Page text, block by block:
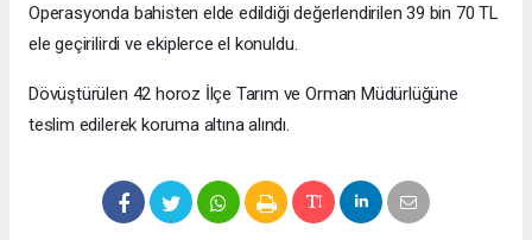
Operasyonda bahisten elde edildiği değerlendirilen 39 bin 70 TL
ele geçirilirdi ve ekiplerce el konuldu.
Dövüştürülen 42 horoz İlçe Tarım ve Orman Müdürlüğüne
teslim edilerek koruma altına alındı.